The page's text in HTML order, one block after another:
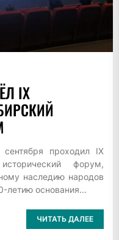
IX
проходил IX
форум,
наследию народов
летию основания...
ЧИТАТЬ ДАЛЕЕ